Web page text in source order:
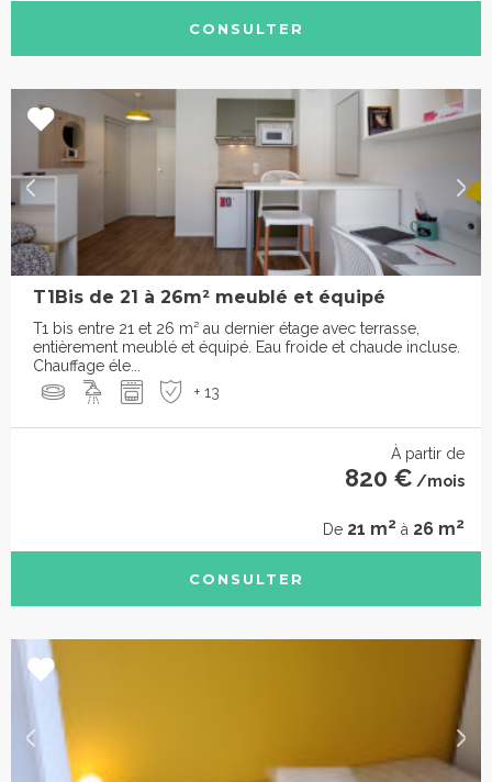
CONSULTER
T1Bis de 21 à 26m² meublé et équipé
T1 bis entre 21 et 26 m² au dernier étage avec terrasse,
entièrement meublé et équipé. Eau froide et chaude incluse.
Chauffage éle...
+ 13
À partir de
820 € /mois
De 21 m2 à 26 m2
CONSULTER